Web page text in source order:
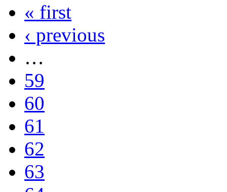
« first
‹ previous
…
59
60
61
62
63